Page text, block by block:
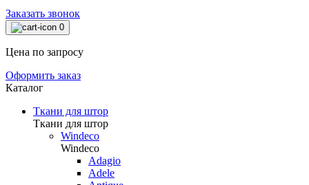
Заказать звонок
0
Цена по запросу
Оформить заказ
Каталог
Ткани для штор
Ткани для штор
Windeco
Windeco
Adagio
Adele